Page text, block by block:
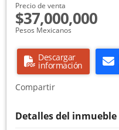
Precio de venta
$37,000,000
Pesos Mexicanos
Descargar
información
Compartir
Detalles del inmueble